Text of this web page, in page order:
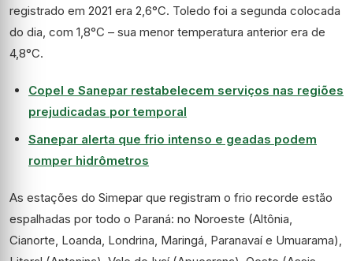
registrado em 2021 era 2,6°C. Toledo foi a segunda colocada
do dia, com 1,8°C – sua menor temperatura anterior era de
4,8°C.
Copel e Sanepar restabelecem serviços nas regiões
prejudicadas por temporal
Sanepar alerta que frio intenso e geadas podem
romper hidrômetros
As estações do Simepar que registram o frio recorde estão
espalhadas por todo o Paraná: no Noroeste (Altônia,
Cianorte, Loanda, Londrina, Maringá, Paranavaí e Umuarama),